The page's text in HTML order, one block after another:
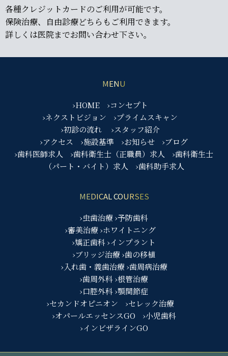
各種クレジットカードのご利用が可能です。
保険治療、自由診療どちらもご利用できます。
詳しくは医院までお問い合わせ下さい。
MENU
›HOME
›コンセプト
›ネクストビジョン
›プライムスキャン
›初診の流れ
›スタッフ紹介
›アクセス
›施設基準 ›お知らせ
›ブログ
›歯科医師求人
›歯科衛生士（正職員）求人
›歯科衛生士
（パート・バイト）求人
›歯科助手求人
MEDICAL COURSES
›虫歯治療›予防歯科
›審美治療 ›ホワイトニング
›矯正歯科›インプラント
›ブリッジ治療›歯の移植
›入れ歯・義歯治療 ›歯周病治療
›歯周外科›根管治療
›口腔外科›顎関節症
›セカンドオピニオン
›セレック治療
›オパールエッセンスGO
›小児歯科
›インビザラインGO